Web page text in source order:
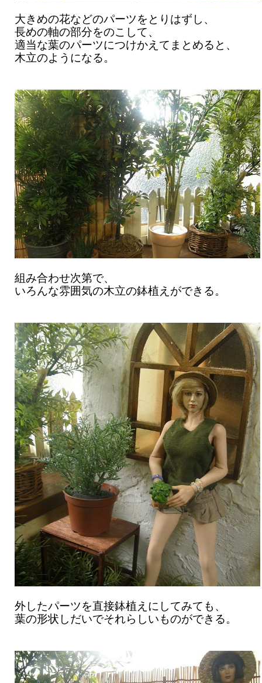
大きめの花などのパーツをとりはずし、
長めの軸の部分をのこして、
適当な葉のパーツにつけかえてまとめると、
木立のようになる。
組み合わせ次第で、
いろんな雰囲気の木立の鉢植えができる。
外したパーツを直接鉢植えにしてみても、
葉の形状しだいでそれらしいものができる。